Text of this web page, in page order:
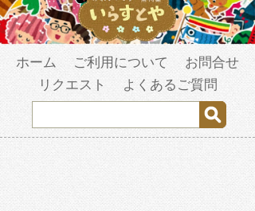
ホーム ご利用について
お問合せ
リクエスト
よくあるご質問